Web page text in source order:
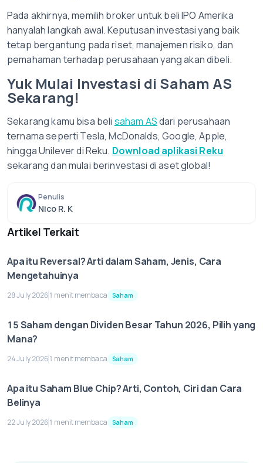
Pada akhirnya, memilih broker untuk beli IPO Amerika
hanyalah langkah awal. Keputusan investasi yang baik
tetap bergantung pada riset, manajemen risiko, dan
pemahaman terhadap perusahaan yang akan dibeli.
Yuk Mulai Investasi di Saham AS
Sekarang!
Sekarang kamu bisa beli saham ASdari perusahaan
ternama seperti Tesla, McDonalds, Google, Apple,
hingga Unilever di Reku. Download aplikasi Reku
sekarang dan mulai berinvestasi di aset global!
Penulis
Nico R. K
Artikel Terkait
Apa itu Reversal? Arti dalam Saham, Jenis, Cara
Mengetahuinya
28 July 20261 menit membaca Saham
15 Saham dengan Dividen Besar Tahun 2026, Pilih yang
Mana?
24 July 20261 menit membaca Saham
Apa itu Saham Blue Chip? Arti, Contoh, Ciri dan Cara
Belinya
22 July 20261 menit membaca Saham